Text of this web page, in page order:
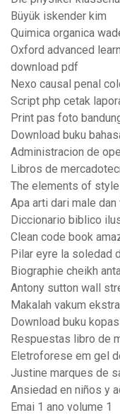
Büyük iskender kim
Quimica organica
Oxford advanced
download pdf
Nexo causal penal
Script php cetak
Print pas foto
Download buku
Administracion de
Libros de
The elements of
Apa arti dari male
Diccionario biblico
Clean code book
Pilar eyre la soledad
Biographie cheikh
Antony sutton wall
Makalah vakum
Download buku
Respuestas libro de
Eletroforese em gel
Justine marques de
Ansiedad en niños y
Emai 1 ano volume 1